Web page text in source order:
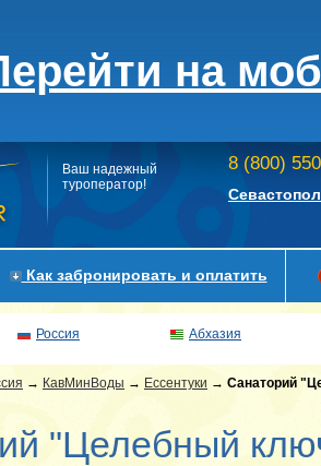
на
Ваш надежный
туроператор!
8 (800)
Как забронировать и оплатить
Россия Абхазия
→ КавМинВоды → Ессентуки → Санаторий
"Целебный